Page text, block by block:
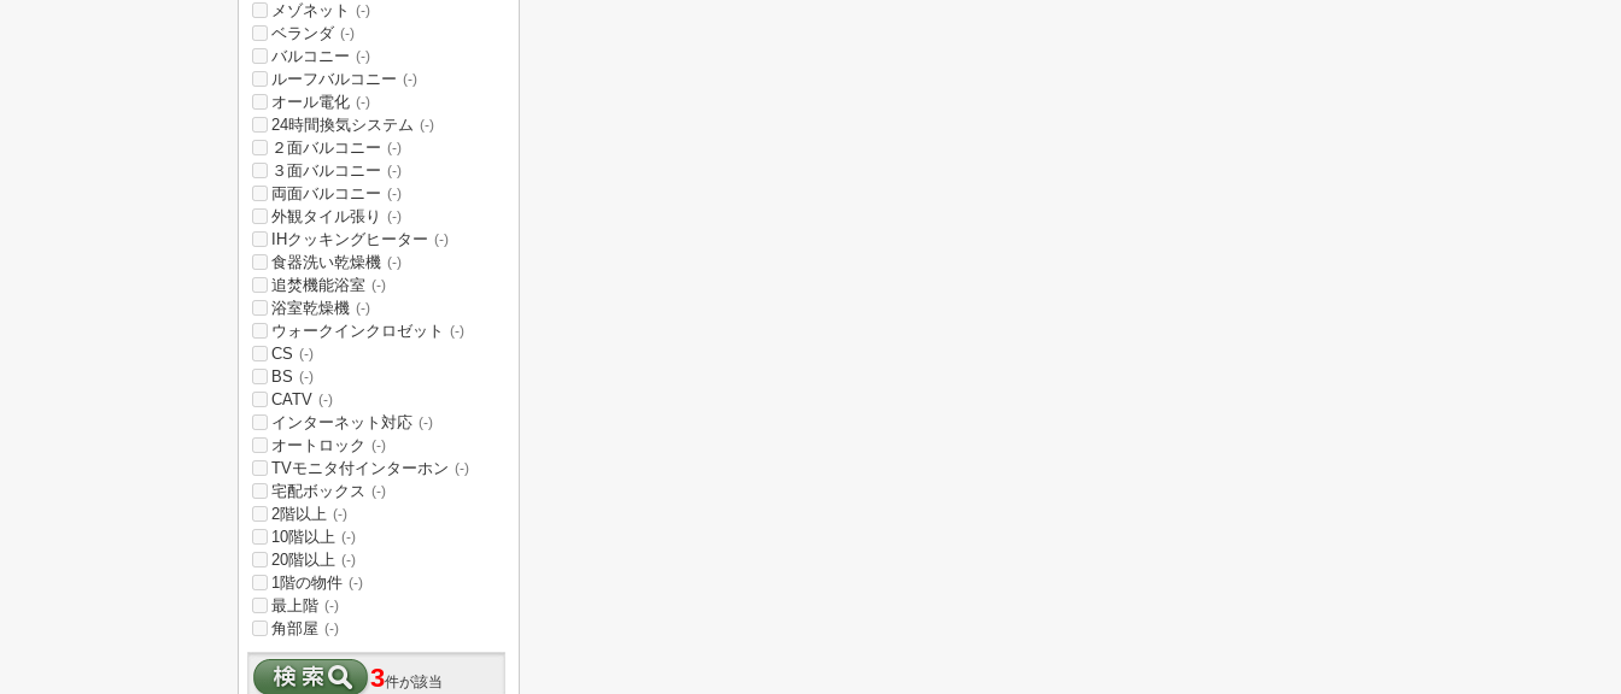
メゾネット (-)
ベランダ (-)
バルコニー (-)
ルーフバルコニー (-)
オール電化 (-)
24時間換気システム (-)
２面バルコニー (-)
３面バルコニー (-)
両面バルコニー (-)
外観タイル張り (-)
IHクッキングヒーター (-)
食器洗い乾燥機 (-)
追焚機能浴室 (-)
浴室乾燥機 (-)
ウォークインクロゼット (-)
CS (-)
BS (-)
CATV (-)
インターネット対応 (-)
オートロック (-)
TVモニタ付インターホン (-)
宅配ボックス (-)
2階以上 (-)
10階以上 (-)
20階以上 (-)
1階の物件 (-)
最上階 (-)
角部屋 (-)
3件が該当